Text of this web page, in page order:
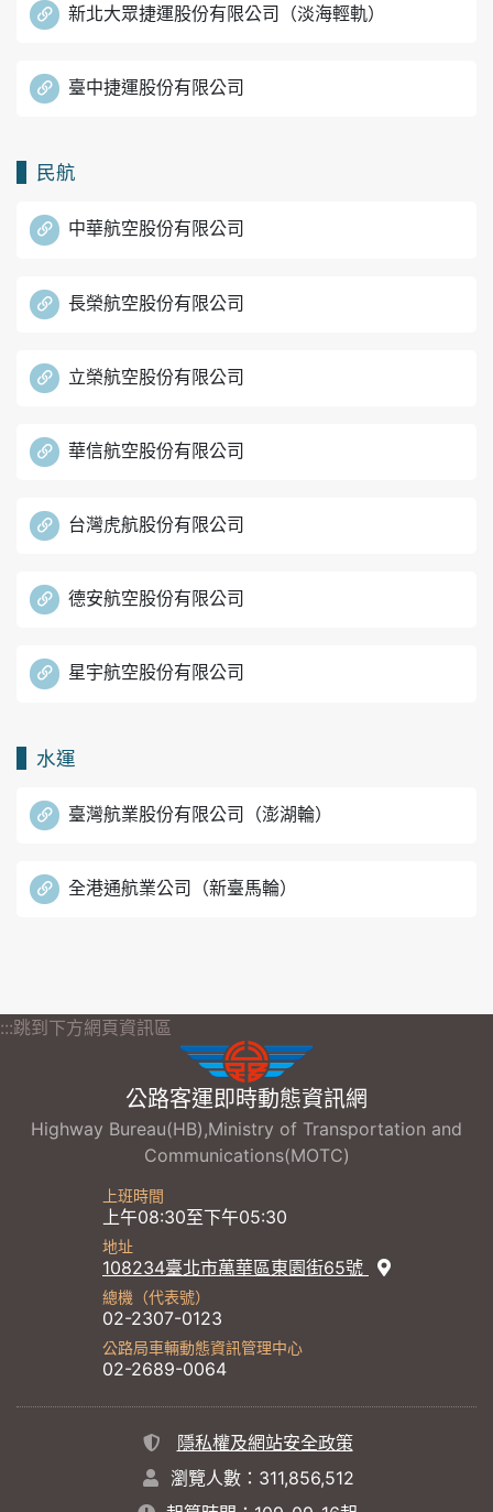
新北大眾捷運股份有限公司（淡海輕軌）
臺中捷運股份有限公司
民航
中華航空股份有限公司
長榮航空股份有限公司
立榮航空股份有限公司
華信航空股份有限公司
台灣虎航股份有限公司
德安航空股份有限公司
星宇航空股份有限公司
水運
臺灣航業股份有限公司（澎湖輪）
全港通航業公司（新臺馬輪）
:::跳到下方網頁資訊區
公路客運即時動態資訊網
Highway Bureau(HB),Ministry of Transportation and
Communications(MOTC)
上班時間
上午08:30至下午05:30
地址
108234臺北市萬華區東園街65號
總機（代表號）
02-2307-0123
公路局車輛動態資訊管理中心
02-2689-0064
隱私權及網站安全政策
瀏覽人數：311,856,512